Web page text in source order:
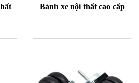
Bánh xe nội thất cao cấp